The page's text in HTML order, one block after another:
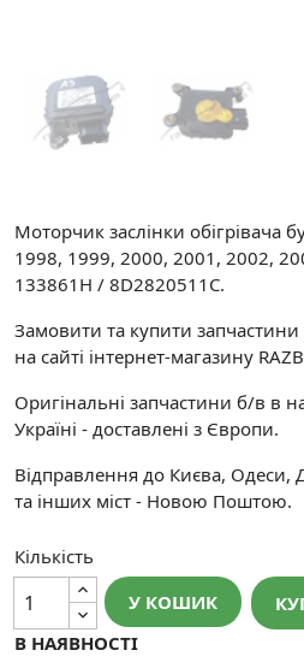
Моторчик заслінки обігрівача
1998, 1999, 2000, 2001, 2002,
133861H / 8D2820511C.
Замовити та купити
на сайті інтернет-магазину
Оригінальні запчастини б/в в
Україні - доставлені з Європи.
Відправлення до Києва, Одеси,
та інших міст - Новою Поштою.
Кількість
У КОШИК
В НАЯВНОСТІ